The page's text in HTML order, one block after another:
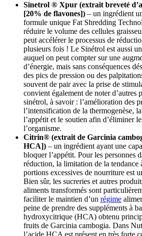
Sinetrol ® Xpur (extrait breveté
[20% de flavones]) – un ingrédient
formule unique Fat Shredding
réduire le volume des cellules
peut accélérer le processus de
plusieurs fois ! Le Sinétrol est aussi
auquel on peut compter sur une
d’énergie, mais sans conséquences
des pics de pression ou des
souvent de pair avec la prise de
convient également de noter d’autres
sinétrol, à savoir : l’amélioration des
l’intensification de la thermogenèse,
l’appétit et le soutien afin d’éliminer
l’organisme.
Citrin® (extrait de Garcinia
HCA]) – un ingrédient ayant une
bloquer l’appétit. Pour les personnes
réduction, la limitation de la tendance
portions excessives de nourriture est
Bien sûr, les sucreries et autres
aliments transformés sont
faciliter le maintien d’un régime
peine de prendre des suppléments à
hydroxycitrique (HCA) obtenu
fruits de Garcinia cambogia. Dans